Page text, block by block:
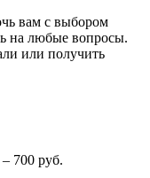
вам с выбором
на любые вопросы.
или получить
700 руб.